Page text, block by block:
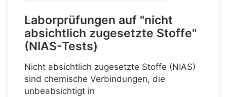
Laborprüfungen auf "nicht
absichtlich zugesetzte Stoffe"
(NIAS-Tests)
Nicht absichtlich zugesetzte Stoffe (NIAS)
sind chemische Verbindungen, die
unbeabsichtigt in